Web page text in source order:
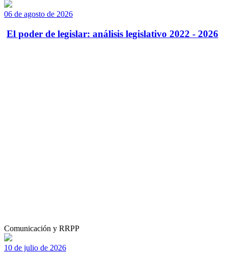
06 de agosto de 2026
El poder de legislar: análisis legislativo 2022 - 2026
Comunicación y RRPP
10 de julio de 2026